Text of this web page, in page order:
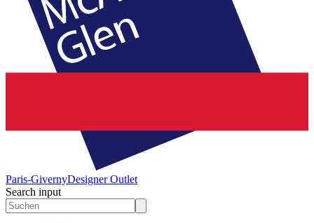
Paris-GivernyDesigner Outlet
Search input